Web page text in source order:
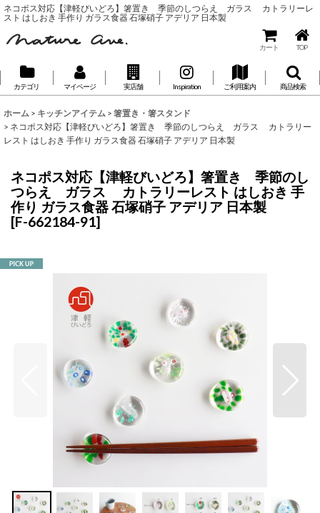
ネコポス対応【津軽びいどろ】箸置き 季節のしつらえ ガラス カトラリーレ
スト はしおき 手作り ガラス食器 石塚硝子 アデリア 日本製
カート TOP
カテゴリ マイページ 実店舗 Inspiration ご利用案内 商品検索
ホーム > キッチンアイテム > 箸置き・箸スタンド
> ネコポス対応【津軽びいどろ】箸置き 季節のしつらえ ガラス カトラリー
レスト はしおき 手作り ガラス食器 石塚硝子 アデリア 日本製
ネコポス対応【津軽びいどろ】箸置き 季節のし
つらえ ガラス カトラリーレスト はしおき 手
作り ガラス食器 石塚硝子 アデリア 日本製
[F-662184-91]